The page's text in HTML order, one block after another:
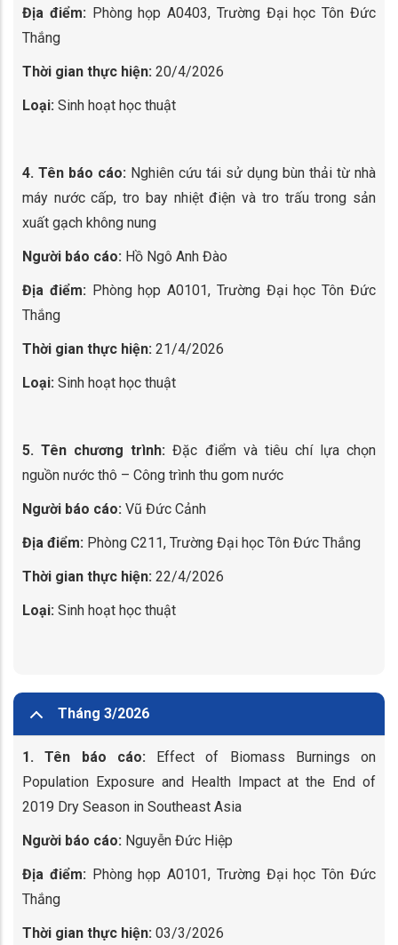
Địa điểm: Phòng họp A0403, Trường Đại học Tôn Đức
Thắng
Thời gian thực hiện: 20/4/2026
Loại: Sinh hoạt học thuật
4. Tên báo cáo: Nghiên cứu tái sử dụng bùn thải từ nhà
máy nước cấp, tro bay nhiệt điện và tro trấu trong sản
xuất gạch không nung
Người báo cáo: Hồ Ngô Anh Đào
Địa điểm: Phòng họp A0101, Trường Đại học Tôn Đức
Thắng
Thời gian thực hiện: 21/4/2026
Loại: Sinh hoạt học thuật
5. Tên chương trình: Đặc điểm và tiêu chí lựa chọn
nguồn nước thô – Công trình thu gom nước
Người báo cáo: Vũ Đức Cảnh
Địa điểm: Phòng C211, Trường Đại học Tôn Đức Thắng
Thời gian thực hiện: 22/4/2026
Loại: Sinh hoạt học thuật
Tháng 3/2026
1. Tên báo cáo: Effect of Biomass Burnings on
Population Exposure and Health Impact at the End of
2019 Dry Season in Southeast Asia
Người báo cáo: Nguyễn Đức Hiệp
Địa điểm: Phòng họp A0101, Trường Đại học Tôn Đức
Thắng
Thời gian thực hiện: 03/3/2026